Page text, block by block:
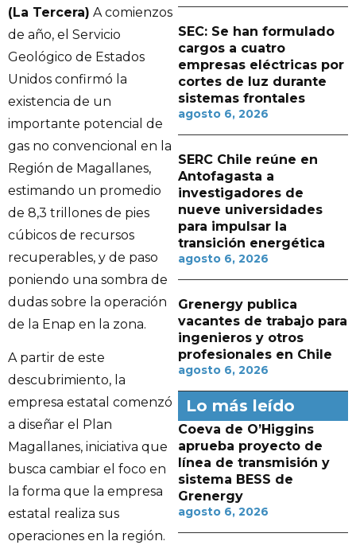
(La Tercera) A comienzos
de año, el Servicio
Geológico de Estados
Unidos confirmó la
existencia de un
importante potencial de
gas no convencional en la
Región de Magallanes,
estimando un promedio
de 8,3 trillones de pies
cúbicos de recursos
recuperables, y de paso
poniendo una sombra de
dudas sobre la operación
de la Enap en la zona.
A partir de este
descubrimiento, la
empresa estatal comenzó
a diseñar el Plan
Magallanes, iniciativa que
busca cambiar el foco en
la forma que la empresa
estatal realiza sus
operaciones en la región.
SEC: Se han formulado
cargos a cuatro
empresas eléctricas por
cortes de luz durante
sistemas frontales
agosto 6, 2026
SERC Chile reúne en
Antofagasta a
investigadores de
nueve universidades
para impulsar la
transición energética
agosto 6, 2026
Grenergy publica
vacantes de trabajo para
ingenieros y otros
profesionales en Chile
agosto 6, 2026
Lo más leído
Coeva de O’Higgins
aprueba proyecto de
línea de transmisión y
sistema BESS de
Grenergy
agosto 6, 2026